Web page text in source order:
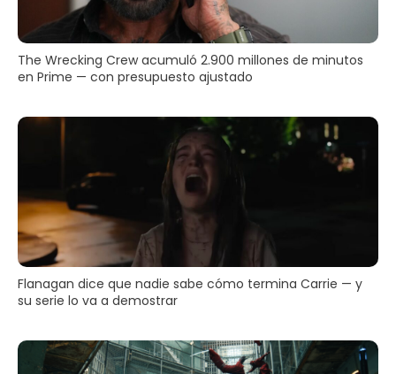
The Wrecking Crew acumuló 2.900 millones de minutos
en Prime — con presupuesto ajustado
Flanagan dice que nadie sabe cómo termina Carrie — y
su serie lo va a demostrar